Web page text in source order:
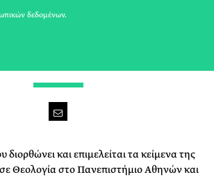
και επιμελείται τα κείμενα της
Θεολογία στο Πανεπιστήμιο Αθηνών και
δεδομένων.